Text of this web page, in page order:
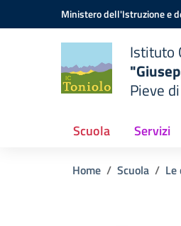
Vai ai contenuti
Vai al menu di navigazione
Ministero dell'Istruzione e
Istituto
Pieve
Scuola Servizi
Home Scuola